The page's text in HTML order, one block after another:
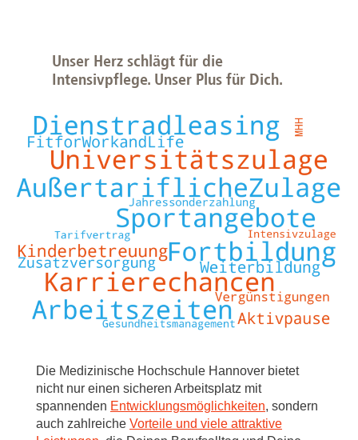
Unser Herz schlägt für die
Intensivpflege. Unser Plus für Dich.
Die Medizinische Hochschule Hannover bietet
nicht nur einen sicheren Arbeitsplatz mit
spannenden Entwicklungsmöglichkeiten, sondern
auch zahlreiche Vorteile und viele attraktive